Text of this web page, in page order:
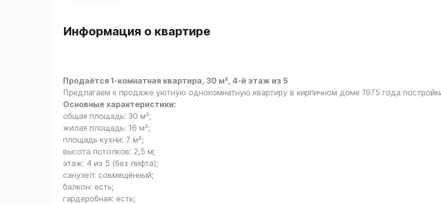
Информация о квартире
Продаётся 1‑комнатная квартира, 30 м², 4‑й этаж из 5
Предлагаем к продаже уютную однокомнатную квартиру в кирпичном доме 1975 года
Основные характеристики:
общая площадь: 30 м²;
жилая площадь: 16 м²;
площадь кухни: 7 м²;
высота потолков: 2,5 м;
этаж: 4 из 5 (без лифта);
санузел: совмещённый;
балкон: есть;
гардеробная: есть;